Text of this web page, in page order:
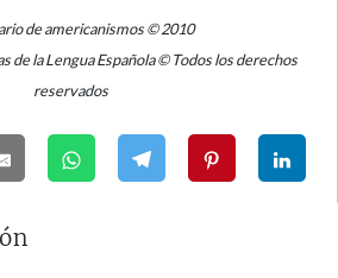
de americanismos © 2010
de la Lengua Española © Todos los derechos
reservados